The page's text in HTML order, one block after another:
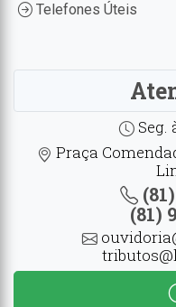
Telefones Úteis
Seg.
Praça
(81)